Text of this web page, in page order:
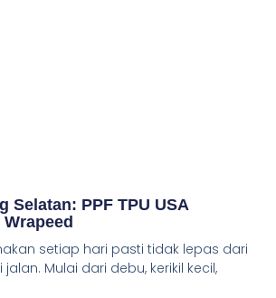
Selatan: PPF TPU USA
setiap hari pasti tidak lepas dari
Mulai dari debu, kerikil kecil,